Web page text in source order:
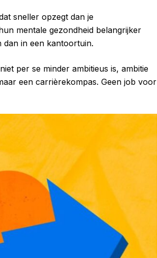
sneller opzegt dan je
mentale gezondheid belangrijker
dan in een kantoortuin.
per se minder ambitieus is, ambitie
een carrièrekompas. Geen job voor